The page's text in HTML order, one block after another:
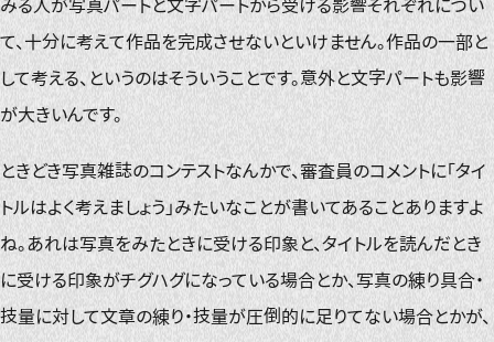
みる人が写真パートと文字パートから受ける影響それぞれについ
て、十分に考えて作品を完成させないといけません。作品の一部と
して考える、というのはそういうことです。意外と文字パートも影響
が大きいんです。
ときどき写真雑誌のコンテストなんかで、審査員のコメントに「タイ
トルはよく考えましょう」みたいなことが書いてあることありますよ
ね。あれは写真をみたときに受ける印象と、タイトルを読んだとき
に受ける印象がチグハグになっている場合とか、写真の練り具合・
技量に対して文章の練り・技量が圧倒的に足りてない場合とかが、